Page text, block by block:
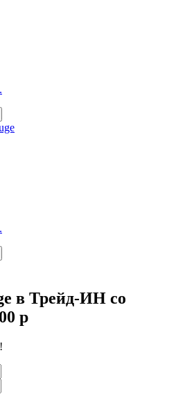
в Трейд-ИН со
р